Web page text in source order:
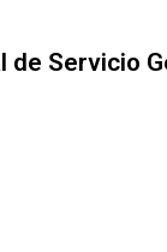
de Servicio